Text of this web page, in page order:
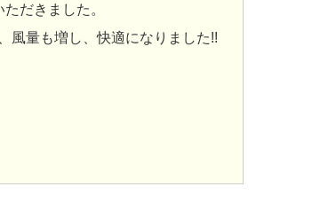
だきました。
風量も増し、快適になりました!!